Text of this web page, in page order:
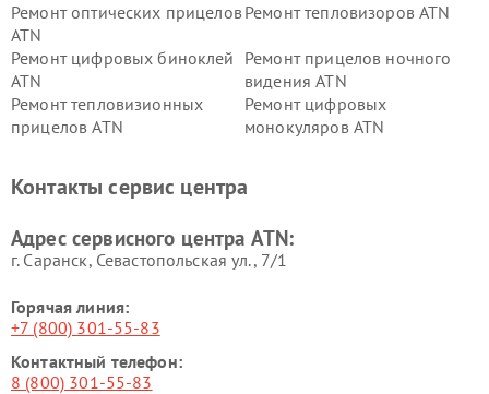
Ремонт оптических прицелов
ATN
Ремонт тепловизоров ATN
Ремонт цифровых биноклей
ATN
Ремонт прицелов ночного
видения ATN
Ремонт тепловизионных
прицелов ATN
Ремонт цифровых
монокуляров ATN
Контакты сервис центра
Адрес сервисного центра ATN:
г. Саранск, Севастопольская ул., 7/1
Горячая линия:
+7 (800) 301-55-83
Контактный телефон:
8 (800) 301-55-83